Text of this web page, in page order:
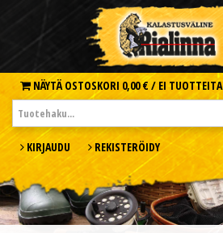
NÄYTÄ OSTOSKORI 0,00 € / EI TUOTTEITA
KIRJAUDU REKISTERÖIDY